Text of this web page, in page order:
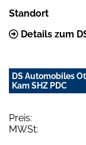
Standort
Details zum
DS Automobiles
Kam SHZ PDC
Preis:
MWSt: